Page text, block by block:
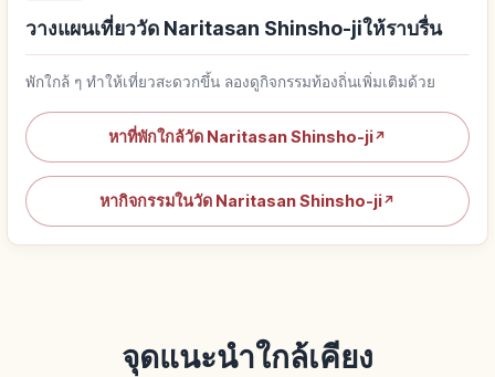
วางแผนเที่ยววัด Naritasan Shinsho-jiให้ราบรื่น
พักใกล้ ๆ ทำให้เที่ยวสะดวกขึ้น ลองดูกิจกรรมท้องถิ่นเพิ่มเติมด้วย
หาที่พักใกล้วัด Naritasan Shinsho-ji↗
หากิจกรรมในวัด Naritasan Shinsho-ji↗
จุดแนะนำใกล้เคียง